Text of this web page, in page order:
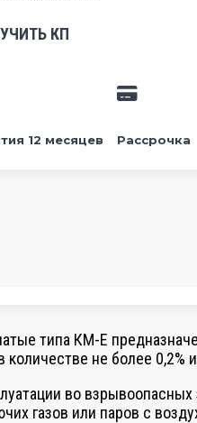
КП
12 месяцев Рассрочка
типа КМ-Е
не более 0,2%
во
газов или паров с